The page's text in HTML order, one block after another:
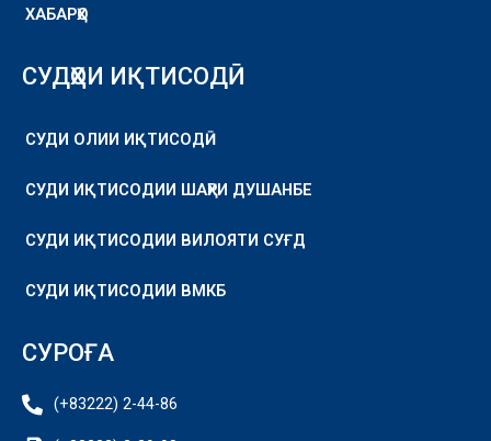
ХАБАРҲО
СУДҲОИ ИҚТИСОДӢ
СУДИ ОЛИИ ИҚТИСОДӢ
СУДИ ИҚТИСОДИИ ШАҲРИ ДУШАНБЕ
СУДИ ИҚТИСОДИИ ВИЛОЯТИ СУҒД
СУДИ ИҚТИСОДИИ ВМКБ
СУРОҒА
(+83222) 2-44-86